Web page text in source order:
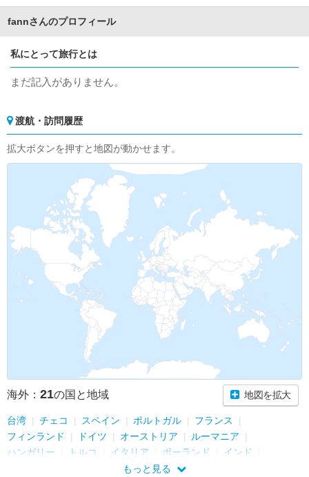
fannさんのプロフィール
私にとって旅行とは
まだ記入がありません。
渡航・訪問履歴
拡大ボタンを押すと地図が動かせます。
海外： 21の国と地域 地図を拡大
台湾 チェコ スペイン ポルトガル
フランス
フィンランド
ドイツ オーストリア
ルーマニア
ハンガリー
トルコ イタリア ポーランド
インド
マレーシア
もっと見る